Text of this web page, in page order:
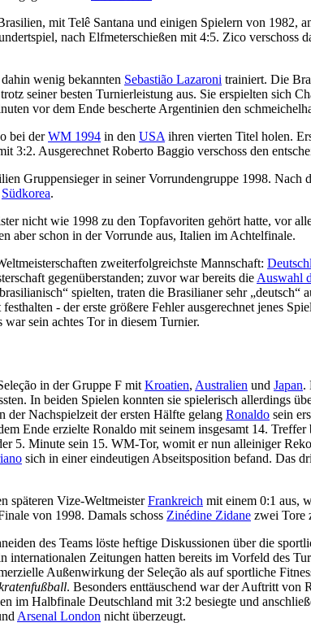
mit Telê Santana und einigen Spielern von 1982,
nach Elfmeterschießen mit 4:5. Zico
wenig bekannten Sebastião Lazaroni trainiert. Die
seiner besten Turnierleistung aus. Sie erspielten sich
vor dem Ende bescherte Argentinien den
bei derWM 1994 in den USA ihren vierten Titel holen.
3:2. Ausgerechnet Roberto Baggio verschoss den
Gruppensieger in seiner Vorrundengruppe 1998. Nach
Südkorea.
nicht wie 1998 zu den Topfavoriten gehört hatte, vor
aber schon in der Vorrunde aus, Italien im Achtelfinale.
zweiterfolgreichste Mannschaft:
gegenüberstanden; zuvor war bereits die Auswahl
spielten, traten die Brasilianer sehr
- der erste größere Fehler ausgerechnet jenes
sein achtes Tor in diesem Turnier.
in der Gruppe F mit Kroatien, Australien und Japan.
In beiden Spielen konnten sie spielerisch allerdings
Nachspielzeit der ersten Hälfte gelang Ronaldo sein
Ende erzielte Ronaldo mit seinem insgesamt 14.
5. Minute sein 15. WM-Tor, womit er nun alleiniger
sich in einer eindeutigen Abseitsposition befand. Das
späteren Vize-WeltmeisterFrankreich mit einem 0:1 aus,
von 1998. Damals schoss Zinédine Zidane zwei Tore
des Teams löste heftige Diskussionen über die
internationalen Zeitungen hatten bereits im Vorfeld des
Außenwirkung der Seleção als auf sportliche
. Besonders enttäuschend war der Auftritt
im Halbfinale Deutschland mit 3:2 besiegte und
Arsenal London nicht überzeugt.